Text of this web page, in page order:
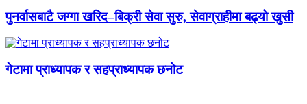
पुनर्वासबाटै जग्गा खरिद–बिक्री सेवा सुरु, सेवाग्राहीमा बढ्यो खुसी
गेटामा प्राध्यापक र सहप्राध्यापक छनोट